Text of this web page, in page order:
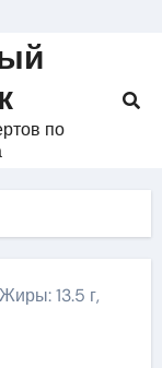
по
13.5 г,